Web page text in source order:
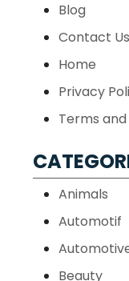
Blog
Contact Us
Home
Privacy
Terms
Animals
Automotif
Beauty